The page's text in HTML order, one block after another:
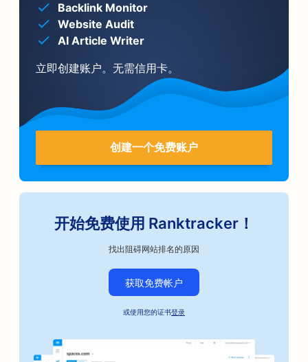
Backlink Monitor
Website Audit
AI Article Writer
立即创建账户。无需信用卡。
创建一个免费账户
开始免费使用 Ranktracker！
找出阻碍网站排名的原因
获取免费帐户
或使用您的证书登录